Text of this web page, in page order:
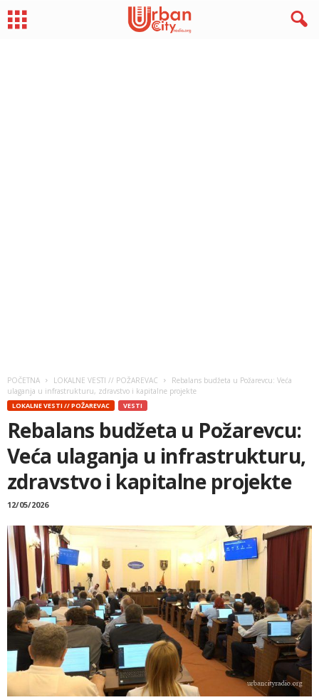
POČETNA LOKALNE VESTI // POŽAREVAC
Rebalans budžeta u Požarevcu: Veća
ulaganja u infrastrukturu, zdravstvo i kapitalne projekte
LOKALNE VESTI // POŽAREVAC VESTI
Rebalans budžeta u Požarevcu:
Veća ulaganja u infrastrukturu,
zdravstvo i kapitalne projekte
12/05/2026